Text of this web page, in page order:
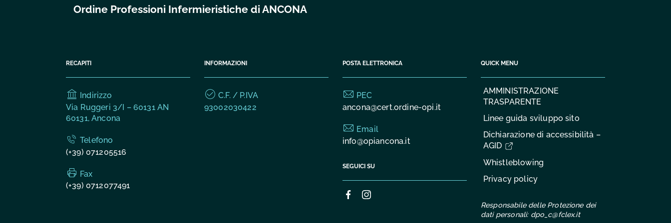
Ordine Professioni Infermieristiche di ANCONA
RECAPITI
Indirizzo
Via Ruggeri 3/I – 60131 AN
60131, Ancona
Telefono
(+39) 071205516
Fax
(+39) 0712077491
INFORMAZIONI
C.F. / P.IVA
93002030422
POSTA ELETTRONICA
PEC
ancona@cert.ordine-opi.it
Email
info@opiancona.it
SEGUICI SU
QUICK MENU
AMMINISTRAZIONE
TRASPARENTE
Linee guida sviluppo sito
Dichiarazione di accessibilità –
AGID
Whistleblowing
Privacy policy
Responsabile delle Protezione dei
dati personali: dpo_c@fclex.it